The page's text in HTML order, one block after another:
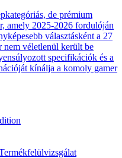
de prémium
amely 2025-2026 fordulóján
választásként a 27
nem véletlenül került be
specifikációk és a
kínálja a komoly gamer